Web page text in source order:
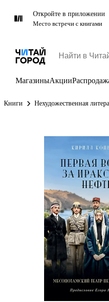
Откройте в приложении
Место встречи с книгами
МагазиныАкции
Книги Нехудожественная